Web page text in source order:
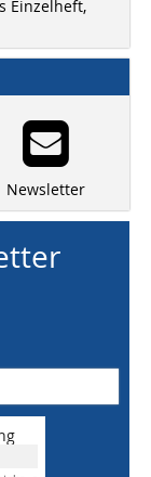
Einzelheft,
Newsletter